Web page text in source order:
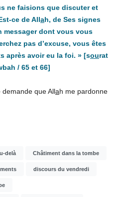
ne faisions que discuter et
ce de Allah, de Ses signes
messager dont vous vous
pas d’excuse, vous êtes
après avoir eu la foi. » [sourat
/ 65 et 66]
que Allah me pardonne
delà Châtiment dans la tombe
discours du vendredi